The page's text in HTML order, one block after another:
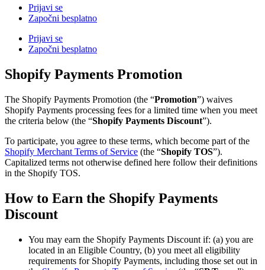
Prijavi se
Započni besplatno
Prijavi se
Započni besplatno
Shopify Payments Promotion
The Shopify Payments Promotion (the “Promotion”) waives
Shopify Payments processing fees for a limited time when you meet
the criteria below (the “Shopify Payments Discount”).
To participate, you agree to these terms, which become part of the
Shopify Merchant Terms of Service (the “Shopify TOS”).
Capitalized terms not otherwise defined here follow their definitions
in the Shopify TOS.
How to Earn the Shopify Payments
Discount
You may earn the Shopify Payments Discount if: (a) you are
located in an Eligible Country, (b) you meet all eligibility
requirements for Shopify Payments, including those set out in